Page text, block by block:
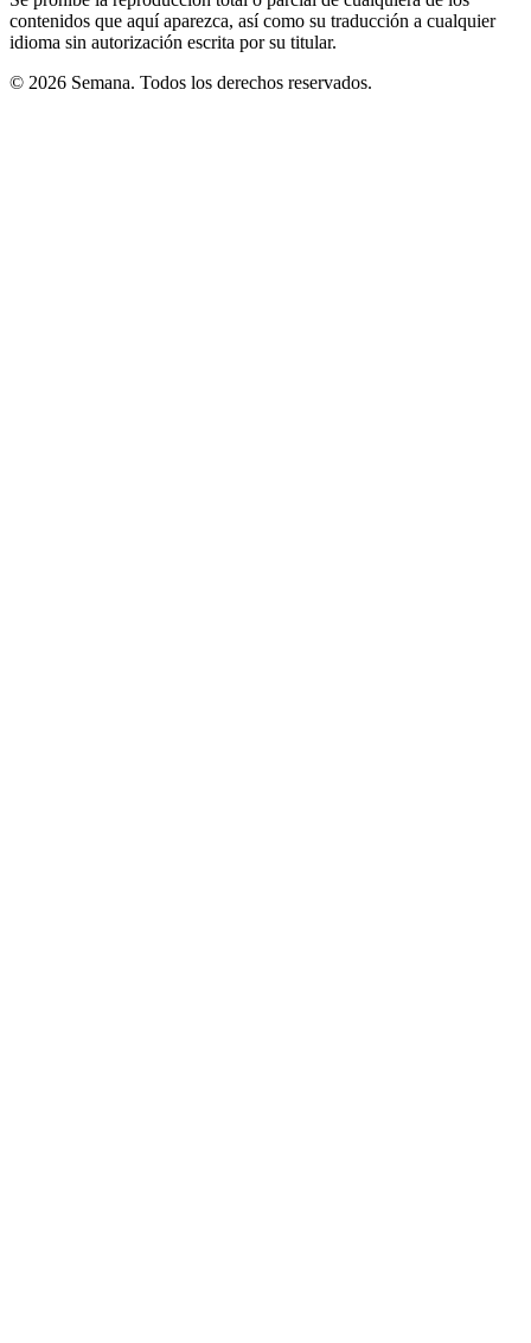
contenidos que aquí aparezca, así como su traducción a cualquier
idioma sin autorización escrita por su titular.
© 2026 Semana. Todos los derechos reservados.